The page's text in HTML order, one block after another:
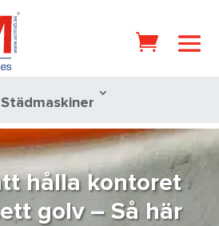
Städmaskiner
hålla kontoret
golv – Så här